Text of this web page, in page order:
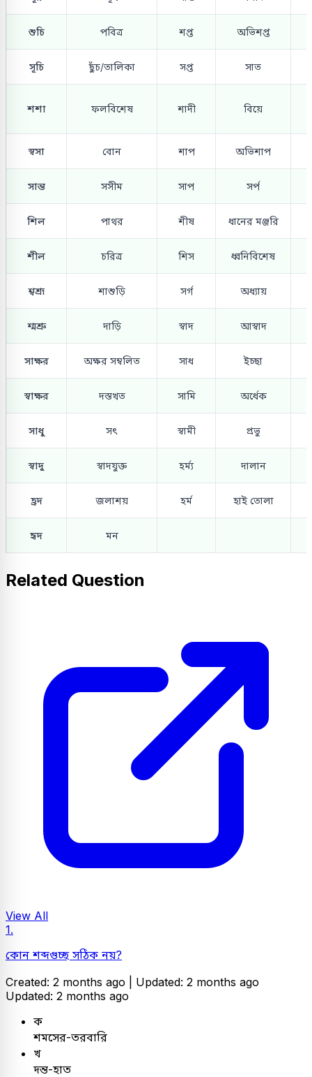
শুচি পবিত্র শপ্ত অভিশপ্ত
সূচি ছুঁচ/তালিকা সপ্ত সাত
শশা ফলবিশেষ শাদী বিয়ে
স্বসা বোন শাপ অভিশাপ
সান্ত সসীম সাপ সর্প
শিল পাথর শীষ ধানের মঞ্জরি
শীল চরিত্র শিস ধ্বনিবিশেষ
শ্বশ্রূ শাশুড়ি সর্গ অধ্যায়
শ্মশ্রু দাড়ি স্বাদ আস্বাদ
সাক্ষর অক্ষর সম্বলিত সাধ ইচ্ছা
স্বাক্ষর দস্তখত সামি অর্ধেক
সাধু সৎ স্বামী প্রভু
স্বাদু স্বাদযুক্ত হর্ম্য দালান
হ্রদ জলাশয় হর্ম হাই তোলা
হৃদ মন
Related Question
View All
1.
কোন শব্দগুচ্ছ সঠিক নয়?
Created: 2 months ago | Updated: 2 months ago
Updated: 2 months ago
ক
শমসের-তরবারি
খ
দন্ত-হাত